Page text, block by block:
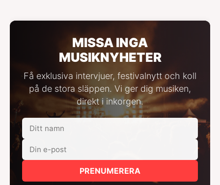
MISSA INGA
MUSIKNYHETER
Få exklusiva intervjuer, festivalnytt och koll
på de stora släppen. Vi ger dig musiken,
direkt i inkorgen.
PRENUMERERA